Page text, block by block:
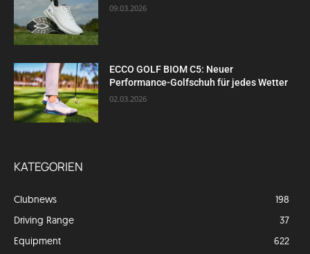
09.03.2026
ECCO GOLF BIOM C5: Neuer
Performance-Golfschuh für jedes Wetter
02.03.2026
KATEGORIEN
Clubnews
198
Driving Range
37
Equipment
622